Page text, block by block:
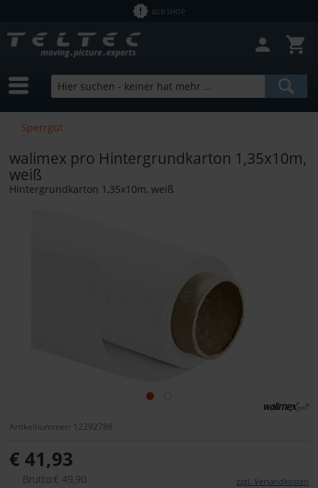
B2B SHOP
Sperrgut
walimex pro Hintergrundkarton 1,35x10m,
weiß
Hintergrundkarton 1,35x10m, weiß
Artikelnummer: 12292786
€ 41,93
Brutto:€ 49,90 zzgl. Versandkosten
Sofort lieferbar
Hersteller
von 7,56 € bis 5950,00 €